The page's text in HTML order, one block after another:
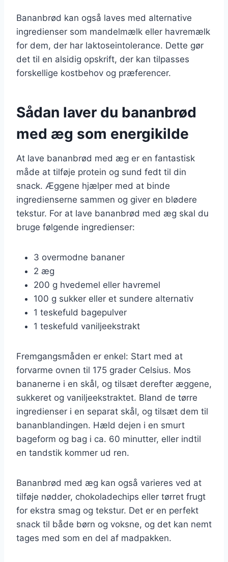
Bananbrød kan også laves med alternative
ingredienser som mandelmælk eller havremælk
for dem, der har laktoseintolerance. Dette gør
det til en alsidig opskrift, der kan tilpasses
forskellige kostbehov og præferencer.
Sådan laver du bananbrød
med æg som energikilde
At lave bananbrød med æg er en fantastisk
måde at tilføje protein og sund fedt til din
snack. Æggene hjælper med at binde
ingredienserne sammen og giver en blødere
tekstur. For at lave bananbrød med æg skal du
bruge følgende ingredienser:
3 overmodne bananer
2 æg
200 g hvedemel eller havremel
100 g sukker eller et sundere alternativ
1 teskefuld bagepulver
1 teskefuld vaniljeekstrakt
Fremgangsmåden er enkel: Start med at
forvarme ovnen til 175 grader Celsius. Mos
bananerne i en skål, og tilsæt derefter æggene,
sukkeret og vaniljeekstraktet. Bland de tørre
ingredienser i en separat skål, og tilsæt dem til
bananblandingen. Hæld dejen i en smurt
bageform og bag i ca. 60 minutter, eller indtil
en tandstik kommer ud ren.
Bananbrød med æg kan også varieres ved at
tilføje nødder, chokoladechips eller tørret frugt
for ekstra smag og tekstur. Det er en perfekt
snack til både børn og voksne, og det kan nemt
tages med som en del af madpakken.